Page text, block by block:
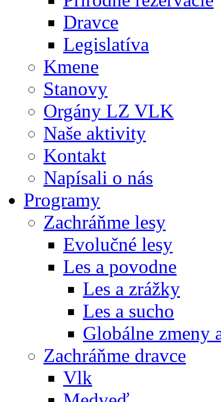
Dravce
Legislatíva
Kmene
Stanovy
Orgány LZ VLK
Naše aktivity
Kontakt
Napísali o nás
Programy
Zachráňme lesy
Evolučné lesy
Les a povodne
Les a zrážky
Les a sucho
Globálne zmeny
Zachráňme dravce
Vlk